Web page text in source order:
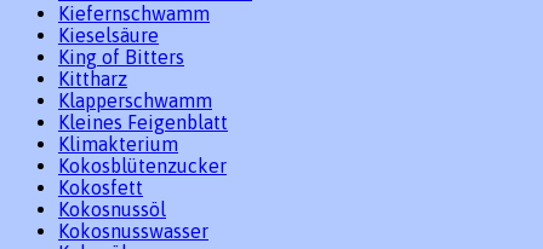
Kiefernschwamm
Kieselsäure
King of Bitters
Kittharz
Klapperschwamm
Kleines Feigenblatt
Klimakterium
Kokosblütenzucker
Kokosfett
Kokosnussöl
Kokosnusswasser